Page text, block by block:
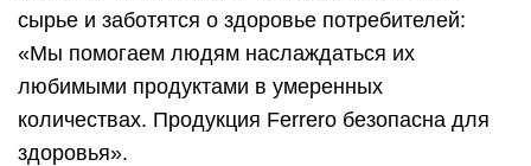
сырье и заботятся о здоровье потребителей:
«Мы помогаем людям наслаждаться их
любимыми продуктами в умеренных
количествах. Продукция Ferrero безопасна для
здоровья».